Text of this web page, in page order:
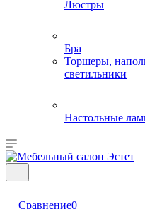
Люстры
Бра
Торшеры,
светильники
Настольные
Сравнение0